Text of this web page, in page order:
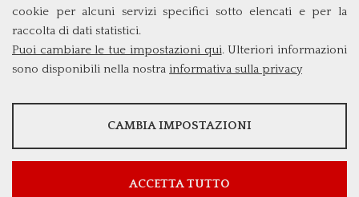
cookie per alcuni servizi specifici sotto elencati e per la
raccolta di dati statistici.
Puoi cambiare le tue impostazioni qui. Ulteriori informazioni
sono disponibili nella nostra informativa sulla privacy
STATISTICHE
Mostra maggiori informazioni
CAMBIA IMPOSTAZIONI
ACCETTA TUTTO
Via Columbia, 2
00133 Roma (Italia)
Tel. +39 06 7259 5572/5425
triennio@clem.uniroma2.it